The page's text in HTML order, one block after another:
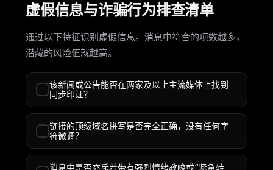
虚假信息与诈骗行为排查清单
通过以下特征识别虚假信息。消息中符合的项数越多，
潜藏的风险值就越高。
该新闻或公告能否在两家及以上主流媒体上找到
同步印证？
链接的顶级域名拼写是否完全正确，没有任何字
符微调？
消息中是否充斥着带有强烈情绪教唆或“紧急转